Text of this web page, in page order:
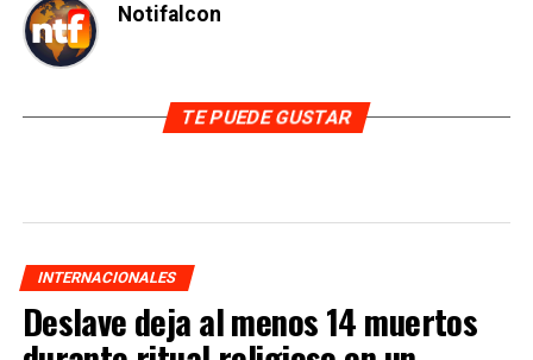
Notifalcon
TE PUEDE GUSTAR
INTERNACIONALES
Deslave deja al menos 14 muertos